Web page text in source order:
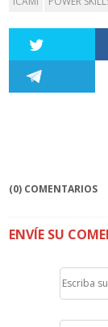
(0) COMENTARIOS
ENVÍE SU